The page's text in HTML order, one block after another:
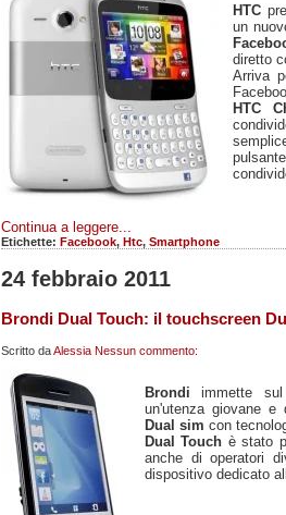
HTC
un
diretto
Arriva
HTC
Continua a leggere...
Etichette: Facebook, Htc, Smartphone
24 febbraio 2011
Brondi Dual Touch: il touchscreen
Scritto daAlessia Nessun commento:
Brondi immette
un'utenza giovane e
Dual sim con
Dual Touch è stato
anche di operatori
dispositivo dedicato